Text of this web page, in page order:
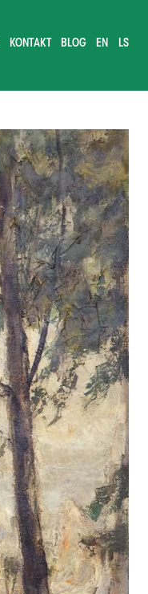
KONTAKT BLOG EN LS